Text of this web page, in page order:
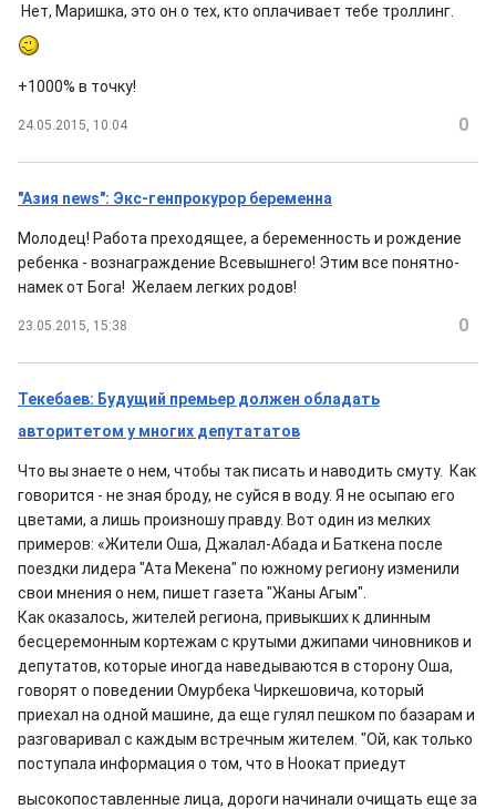
Нет, Маришка, это он о тех, кто оплачивает тебе троллинг.
+1000% в точку!
24.05.2015, 10:04 0
"Азия news": Экс-генпрокурор беременна
Молодец! Работа преходящее, а беременность и рождение
ребенка - вознаграждение Всевышнего! Этим все понятно-
намек от Бога! Желаем легких родов!
23.05.2015, 15:38 0
Текебаев: Будущий премьер должен обладать
авторитетом у многих депутататов
Что вы знаете о нем, чтобы так писать и наводить смуту. Как
говорится - не зная броду, не суйся в воду. Я не осыпаю его
цветами, а лишь произношу правду. Вот один из мелких
примеров: «Жители Оша, Джалал-Абада и Баткена после
поездки лидера "Ата Мекена" по южному региону изменили
свои мнения о нем, пишет газета "Жаны Агым".
Как оказалось, жителей региона, привыкших к длинным
бесцеремонным кортежам с крутыми джипами чиновников и
депутатов, которые иногда наведываются в сторону Оша,
говорят о поведении Омурбека Чиркешовича, который
приехал на одной машине, да еще гулял пешком по базарам и
разговаривал с каждым встречным жителем. "Ой, как только
поступала информация о том, что в Ноокат приедут
высокопоставленные лица, дороги начинали очищать еще за